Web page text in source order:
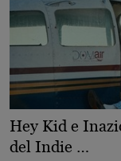
Hey Kid e
del Indie …